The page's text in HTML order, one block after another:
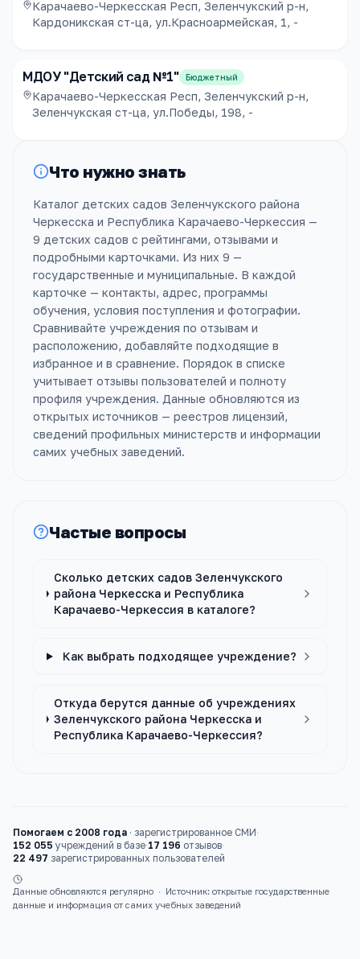
Карачаево-Черкесская Респ, Зеленчукский р-н,
Кардоникская ст-ца, ул.Красноармейская, 1, -
МДОУ "Детский сад №1" Бюджетный
Карачаево-Черкесская Респ, Зеленчукский р-н,
Зеленчукская ст-ца, ул.Победы, 198, -
Что нужно знать
Каталог детских садов Зеленчукского района
Черкесска и Республика Карачаево-Черкессия —
9 детских садов с рейтингами, отзывами и
подробными карточками. Из них 9 —
государственные и муниципальные. В каждой
карточке — контакты, адрес, программы
обучения, условия поступления и фотографии.
Сравнивайте учреждения по отзывам и
расположению, добавляйте подходящие в
избранное и в сравнение. Порядок в списке
учитывает отзывы пользователей и полноту
профиля учреждения. Данные обновляются из
открытых источников — реестров лицензий,
сведений профильных министерств и информации
самих учебных заведений.
Частые вопросы
Сколько детских садов Зеленчукского
района Черкесска и Республика
Карачаево-Черкессия в каталоге?
Как выбрать подходящее учреждение?
Откуда берутся данные об учреждениях
Зеленчукского района Черкесска и
Республика Карачаево-Черкессия?
Помогаем с 2008 года · зарегистрированное СМИ·
152 055 учреждений в базе·17 196 отзывов·
22 497 зарегистрированных пользователей
Данные обновляются регулярно ·
Источник: открытые государственные
данные и информация от самих учебных заведений